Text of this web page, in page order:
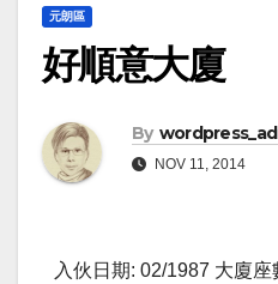
元朗區
好順意大廈
By
NOV 11, 2014
入伙日期: 02/1987 大廈座